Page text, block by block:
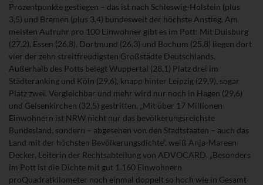
Prozentpunkte gestiegen – das ist nach Schleswig-Holstein (plus
3,5) und Bremen (plus 3,4) bundesweit der höchste Anstieg. Am
meisten Aufruhr pro 100 Einwohner gibt es im Pott: Mit Duisburg
(27,2), Essen (26,8), Dortmund (26,3) und Bochum (25,8) liegen dort
vier der zehn streitfreudigsten Großstädte Deutschlands.
Außerhalb des Potts belegt Wuppertal (28,1) Platz drei im
Städteranking und Köln (29,6), knapp hinter Leipzig (29,9), sogar
Platz zwei. Vergleichbar und mehr wird nur noch in Hagen (29,6)
und Gelsenkirchen (32,5) gestritten. „Mit über 17 Millionen
Einwohnern ist NRW nicht nur das bevölkerungsreichste
Bundesland, sondern – abgesehen von den Stadtstaaten – auch das
Land mit der höchsten Bevölkerungsdichte“, weiß Anja-Mareen
Decker, Leiterin der Rechtsabteilung von ADVOCARD. „Besonders
im Pott ist die Dichte mit gut 1.160 Einwohnern
proQuadratkilometer noch einmal doppelt so hoch wie in Gesamt-